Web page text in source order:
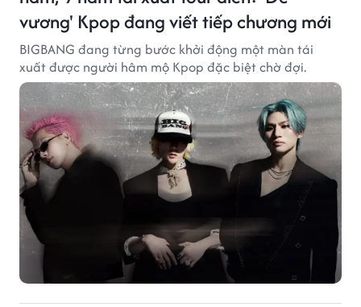
vương' Kpop đang viết tiếp chương mới
BIGBANG đang từng bước khởi động một màn tái
xuất được người hâm mộ Kpop đặc biệt chờ đợi.